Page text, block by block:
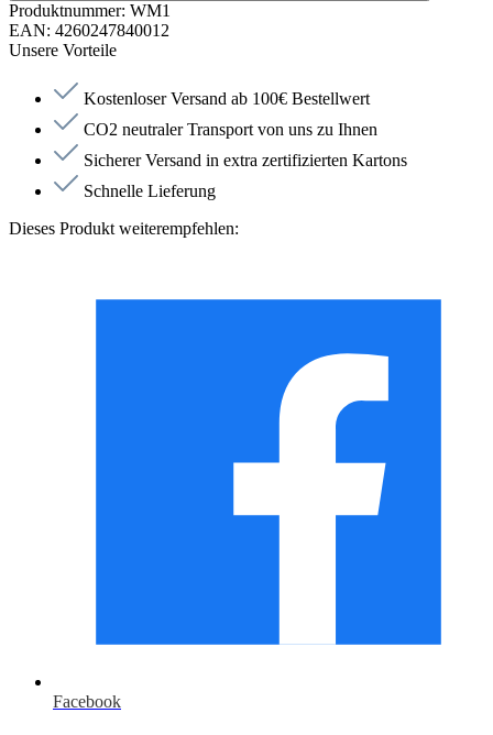
Produktnummer: WM1
EAN: 4260247840012
Unsere Vorteile
Kostenloser Versand ab 100€ Bestellwert
CO2 neutraler Transport von uns zu Ihnen
Sicherer Versand in extra zertifizierten Kartons
Schnelle Lieferung
Dieses Produkt weiterempfehlen:
Facebook